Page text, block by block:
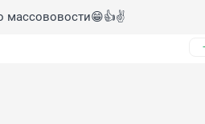
массововости😁👍✌️